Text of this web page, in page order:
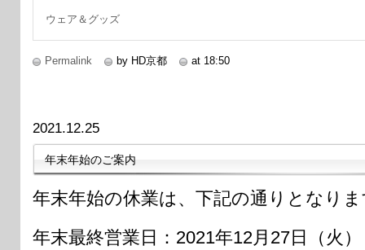
ウェア＆グッズ
Permalink by HD京都 at 18:50
2021.12.25
年末年始のご案内
年末年始の休業は、下記の通りとなり
年末最終営業日：2021年12月27日（火